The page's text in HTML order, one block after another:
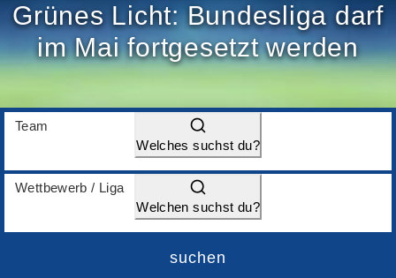
Grünes Licht: Bundesliga darf
im Mai fortgesetzt werden
Team
Welches suchst du?
Wettbewerb / Liga
Welchen suchst du?
suchen